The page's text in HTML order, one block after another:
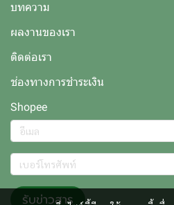
บทความ
ผลงานของเรา
ติดต่อเรา
ช่องทางการชำระเงิน
Shopee
รับข่าวสาร